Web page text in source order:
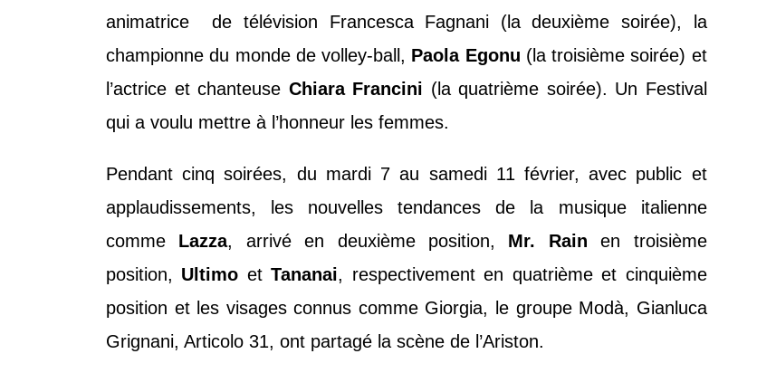
animatrice de télévision Francesca Fagnani (la deuxième soirée), la
championne du monde de volley-ball, Paola Egonu (la troisième soirée) et
l’actrice et chanteuse Chiara Francini (la quatrième soirée). Un Festival
qui a voulu mettre à l’honneur les femmes.
Pendant cinq soirées, du mardi 7 au samedi 11 février, avec public et
applaudissements, les nouvelles tendances de la musique italienne
comme Lazza, arrivé en deuxième position, Mr. Rain en troisième
position, Ultimo etTananai, respectivement en quatrième et cinquième
position et les visages connus comme Giorgia, le groupe Modà, Gianluca
Grignani, Articolo 31, ont partagé la scène de l’Ariston.